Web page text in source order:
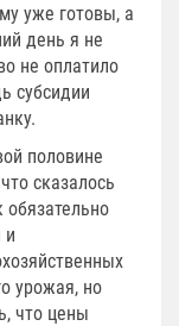
уже готовы, а
день я не
не оплатило
субсидии
половине
сказалось
и
урожая, но
что цены